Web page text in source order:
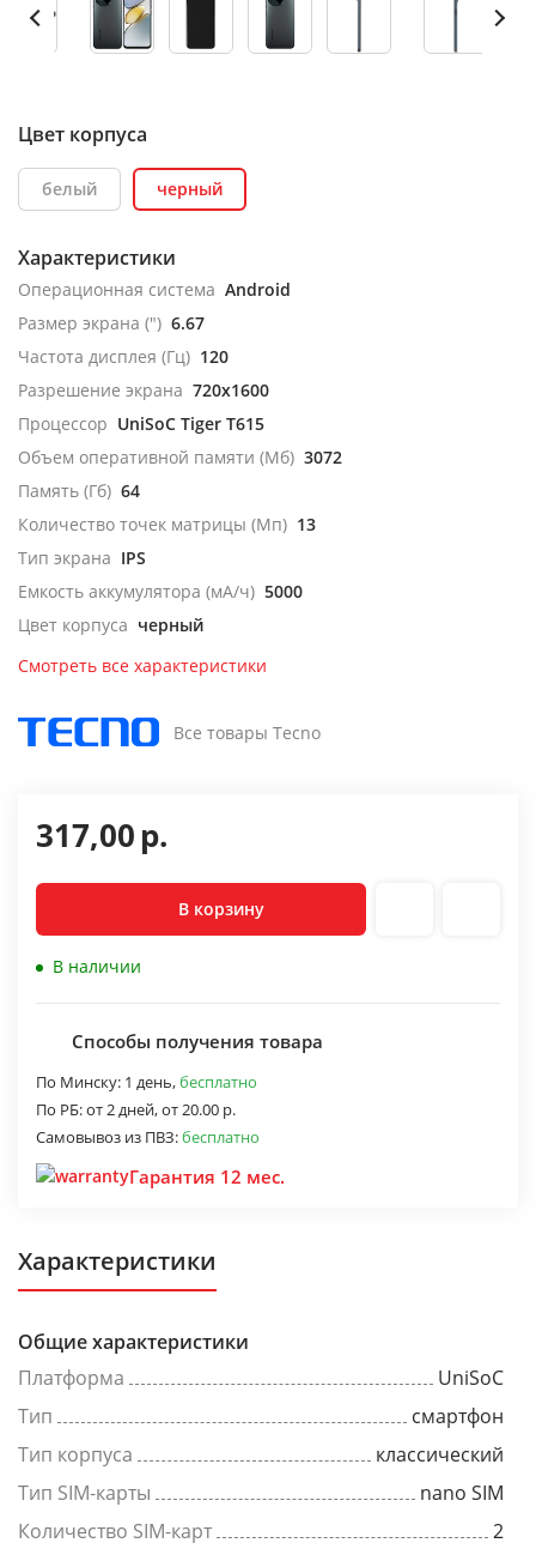
Цвет корпуса
белый черный
Характеристики
Операционная система Android
Размер экрана (") 6.67
Частота дисплея (Гц) 120
Разрешение экрана 720x1600
Процессор UniSoC Tiger T615
Объем оперативной памяти (Мб) 3072
Память (Гб) 64
Количество точек матрицы (Мп) 13
Тип экрана IPS
Емкость аккумулятора (мА/ч) 5000
Цвет корпуса черный
Смотреть все характеристики
Все товары Tecno
317,00р.
В корзину
В наличии
Способы получения товара
По Минску: 1 день,бесплатно
По РБ:от 2 дней,от 20.00 р.
Самовывоз из ПВЗ:бесплатно
Гарантия 12 мес.
Характеристики
Общие характеристики
Платформа
UniSoC
Тип
смартфон
Тип корпуса
классический
Тип SIM-карты
nano SIM
Количество SIM-карт
2